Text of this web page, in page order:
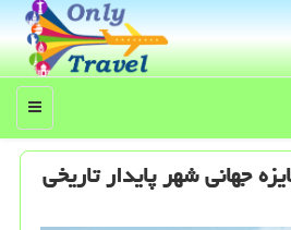
منو
جهانی شهر پایدار تاریخی